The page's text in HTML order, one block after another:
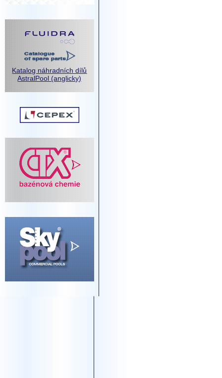
Katalog náhradních dílů
AstralPool (anglicky)